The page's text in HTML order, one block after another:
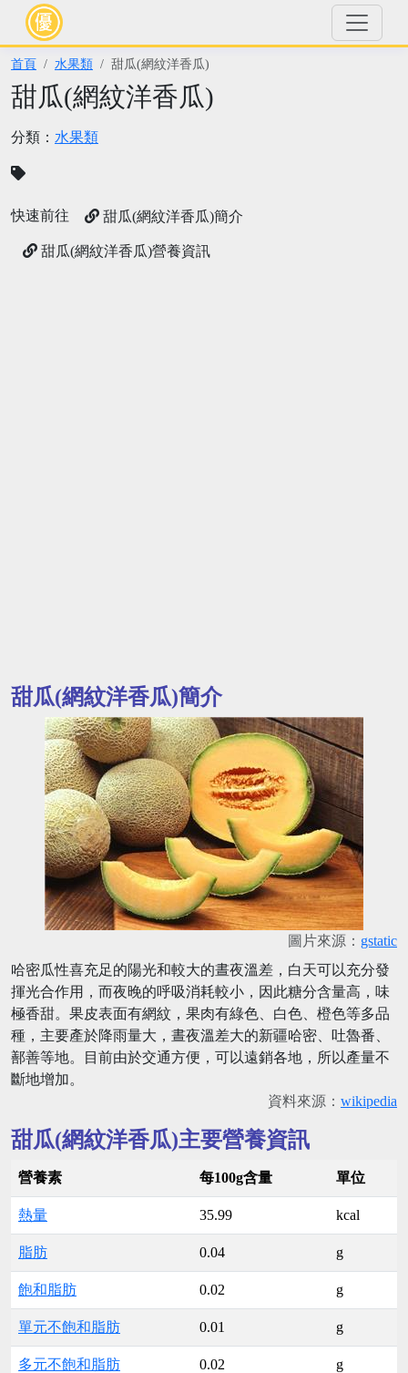
首頁 水果類 甜瓜(網紋洋香瓜)
甜瓜(網紋洋香瓜)
分類： 水果類
快速前往 甜瓜(網紋洋香瓜)簡介
甜瓜(網紋洋香瓜)營養資訊
甜瓜(網紋洋香瓜)簡介
圖片來源： gstatic
哈密瓜性喜充足的陽光和較大的晝夜溫差，白天可以充分發
揮光合作用，而夜晚的呼吸消耗較小，因此糖分含量高，味
極香甜。果皮表面有網紋，果肉有綠色、白色、橙色等多品
種，主要產於降雨量大，晝夜溫差大的新疆哈密、吐魯番、
鄯善等地。目前由於交通方便，可以遠銷各地，所以產量不
斷地增加。
資料來源： wikipedia
甜瓜(網紋洋香瓜)主要營養資訊
營養素 每100g含量 單位
熱量 35.99 kcal
脂肪 0.04 g
飽和脂肪 0.02 g
單元不飽和脂肪 0.01 g
多元不飽和脂肪 0.02 g